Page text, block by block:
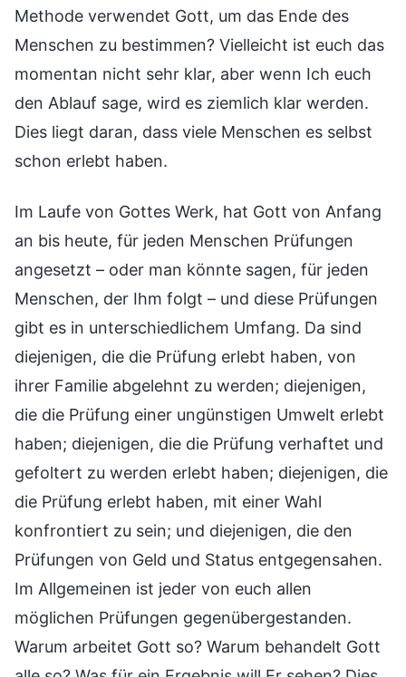
Methode verwendet Gott, um das Ende des
Menschen zu bestimmen? Vielleicht ist euch das
momentan nicht sehr klar, aber wenn Ich euch
den Ablauf sage, wird es ziemlich klar werden.
Dies liegt daran, dass viele Menschen es selbst
schon erlebt haben.
Im Laufe von Gottes Werk, hat Gott von Anfang
an bis heute, für jeden Menschen Prüfungen
angesetzt – oder man könnte sagen, für jeden
Menschen, der Ihm folgt – und diese Prüfungen
gibt es in unterschiedlichem Umfang. Da sind
diejenigen, die die Prüfung erlebt haben, von
ihrer Familie abgelehnt zu werden; diejenigen,
die die Prüfung einer ungünstigen Umwelt erlebt
haben; diejenigen, die die Prüfung verhaftet und
gefoltert zu werden erlebt haben; diejenigen, die
die Prüfung erlebt haben, mit einer Wahl
konfrontiert zu sein; und diejenigen, die den
Prüfungen von Geld und Status entgegensahen.
Im Allgemeinen ist jeder von euch allen
möglichen Prüfungen gegenübergestanden.
Warum arbeitet Gott so? Warum behandelt Gott